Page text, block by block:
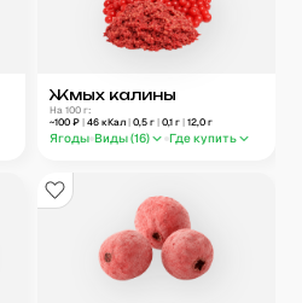
Жмых калины
На 100 г:
~100 ₽ | 46 кКал | 0,5 г | 0,1 г | 12,0 г
Ягоды Виды (16) Где купить